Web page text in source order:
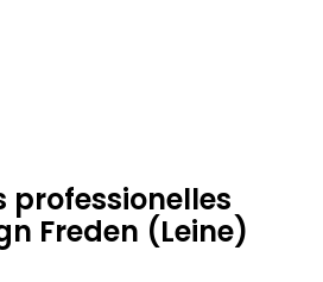
professionelles
Freden (Leine)